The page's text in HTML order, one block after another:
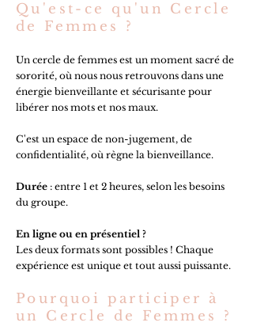
Qu'est-ce qu'un Cercle
de Femmes ?
Un cercle de femmes est un moment sacré de
sororité, où nous nous retrouvons dans une
énergie bienveillante et sécurisante pour
libérer nos mots et nos maux.
C'est un espace de non-jugement, de
confidentialité, où règne la bienveillance.
Durée : entre 1 et 2 heures, selon les besoins
du groupe.
En ligne ou en présentiel ?
Les deux formats sont possibles ! Chaque
expérience est unique et tout aussi puissante.
Pourquoi participer à
un Cercle de Femmes ?